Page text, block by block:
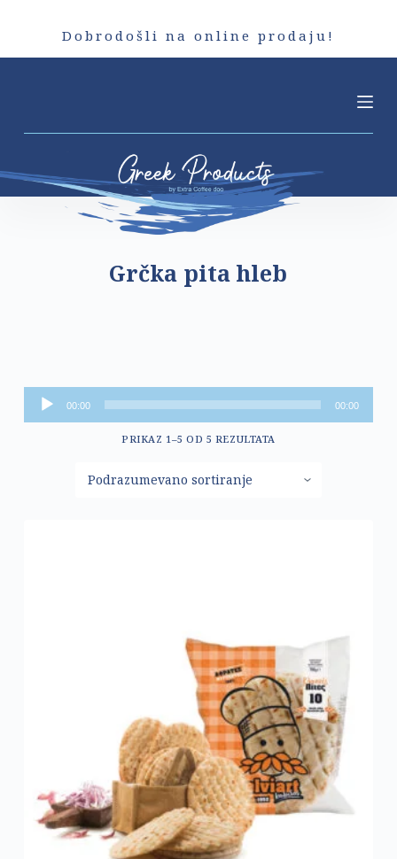
o
o
Dobrodošli na online prodaju!
Grčka pita hleb
Pregledač
zvučnih
00:00 00:00
PRIKAZ 1–5 OD 5 REZULTATA